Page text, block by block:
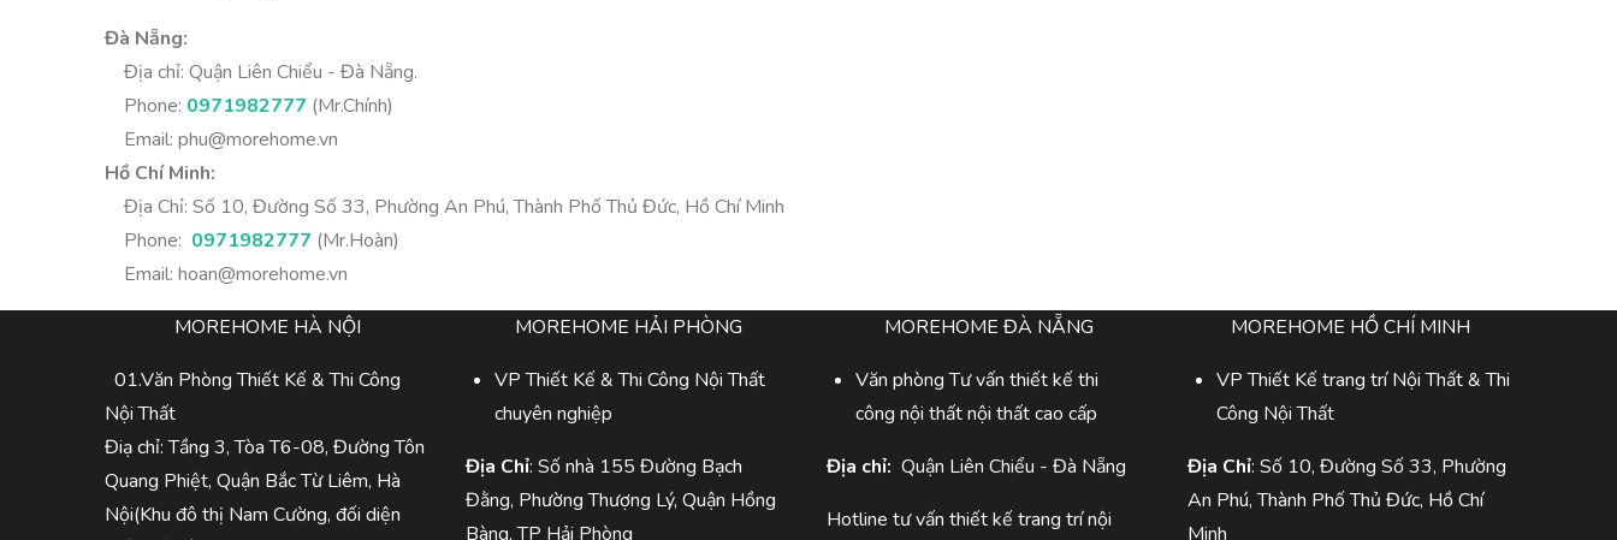
Đà Nẵng:
Địa chỉ: Quận Liên Chiểu - Đà Nẵng.
Phone: 0971982777 (Mr.Chính)
Email: phu@morehome.vn
Hồ Chí Minh:
Địa Chỉ: Số 10, Đường Số 33, Phường An Phú, Thành Phố Thủ Đức, Hồ Chí Minh
Phone: 0971982777 (Mr.Hoàn)
Email: hoan@morehome.vn
MOREHOME HÀ NỘI
01.Văn Phòng Thiết Kế & Thi Công
Nội Thất
Điạ chỉ: Tầng 3, Tòa T6-08, Đường Tôn
Quang Phiệt, Quận Bắc Từ Liêm, Hà
Nội(Khu đô thị Nam Cường, đối diện
MOREHOME HẢI PHÒNG
VP Thiết Kế & Thi Công Nội Thất
chuyên nghiệp
Địa Chỉ: Số nhà 155 Đường Bạch
Đằng, Phường Thượng Lý, Quận Hồng
Bàng, TP Hải Phòng
MOREHOME ĐÀ NẴNG
Văn phòng Tư vấn thiết kế thi
công nội thất nội thất cao cấp
Địa chỉ: Quận Liên Chiểu - Đà Nẵng
Hotline tư vấn thiết kế trang trí nội
MOREHOME HỒ CHÍ MINH
VP Thiết Kế trang trí Nội Thất & Thi
Công Nội Thất
Địa Chỉ: Số 10, Đường Số 33, Phường
An Phú, Thành Phố Thủ Đức, Hồ Chí
Minh